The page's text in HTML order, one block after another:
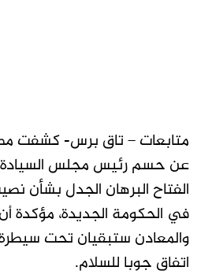
متابعات – تاق برس- كشفت
عن حسم رئيس مجلس السيادة
الفتاح البرهان الجدل بشأن
في الحكومة الجديدة، مؤكدة أن
والمعادن ستبقيان تحت
اتفاق جوبا للسلام.